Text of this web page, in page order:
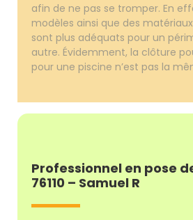
afin de ne pas se tromper. En
modèles ainsi que des
sont plus adéquats pour un
autre. Évidemment, la clôture
pour une piscine n’est pas la
Professionnel en pose
76110 – Samuel R